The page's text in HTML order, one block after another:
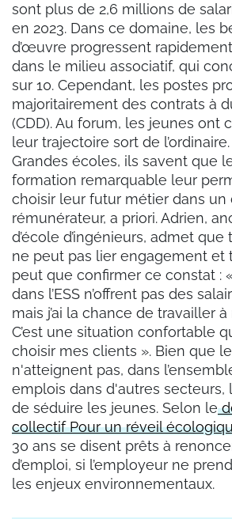
sont plus de 2,6 millions de
en 2023. Dans ce domaine, les
d’œuvre progressent
dans le milieu associatif, qui
sur 10. Cependant, les postes
majoritairement des contrats à
(CDD). Au forum, les jeunes ont
leur trajectoire sort de
Grandes écoles, ils savent que
formation remarquable leur
choisir leur futur métier dans un
rémunérateur, a priori. Adrien,
d’école d’ingénieurs, admet
ne peut pas lier engagement et
peut que confirmer ce constat :
dans l’ESS n’offrent pas des
mais j’ai la chance de travailler
C’est une situation confortable
choisir mes clients ». Bien que
n'atteignent pas, dans
emplois dans d'autres secteurs,
de séduire les jeunes. Selon le
collectif Pour un réveil
30 ans se disent prêts à
d’emploi, si l’employeur ne
les enjeux environnementaux.